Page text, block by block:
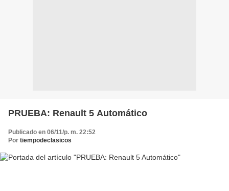
PRUEBA: Renault 5 Automático
Publicado en 06/11/p. m. 22:52
Por tiempodeclasicos